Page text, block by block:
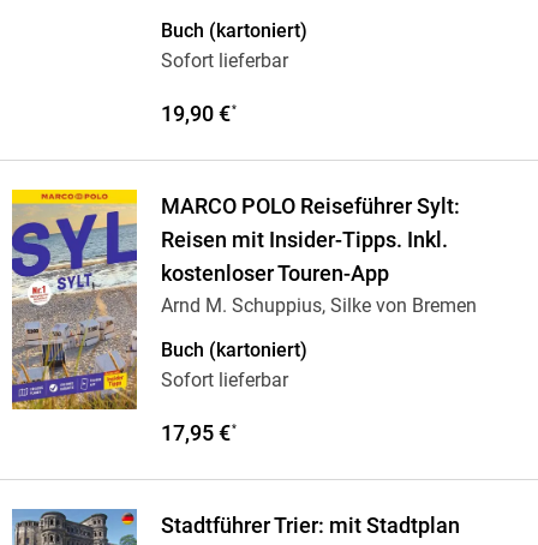
Buch (kartoniert)
Sofort lieferbar
19,90 €*
MARCO POLO Reiseführer Sylt:
Reisen mit Insider-Tipps. Inkl.
kostenloser Touren-App
Arnd M. Schuppius, Silke von Bremen
Buch (kartoniert)
Sofort lieferbar
17,95 €*
Stadtführer Trier: mit Stadtplan